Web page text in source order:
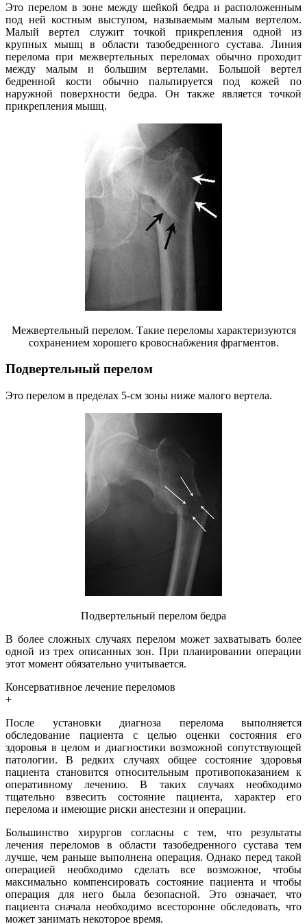
Это перелом в зоне между шейкой бедра и расположенным
под ней костным выступом, называемым малым вертелом.
Малый вертел служит точкой прикрепления одной из
крупных мышц в области тазобедренного сустава. Линия
перелома при межвертельных переломах обычно проходит
между малым и большим вертелами. Большой вертел
бедренной кости обычно пальпируется под кожей по
наружной поверхности бедра. Он также является точкой
прикрепления мышц.
Межвертельный перелом. Такие переломы характеризуются
сохранением хорошего кровоснабжения фрагментов.
Подвертельный перелом
Это перелом в пределах 5-см зоны ниже малого вертела.
Подвертельный перелом бедра
В более сложных случаях перелом может захватывать более
одной из трех описанных зон. При планировании операции
этот момент обязательно учитывается.
Консервативное лечение переломов
+
После установки диагноза перелома выполняется
обследование пациента с целью оценки состояния его
здоровья в целом и диагностики возможной сопутствующей
патологии. В редких случаях общее состояние здоровья
пациента становится относительным противопоказанием к
оперативному лечению. В таких случаях необходимо
тщательно взвесить состояние пациента, характер его
перелома и имеющие риски анестезии и операции.
Большинство хирургов согласны с тем, что результаты
лечения переломов в области тазобедренного сустава тем
лучше, чем раньше выполнена операция. Однако перед такой
операцией необходимо сделать все возможное, чтобы
максимально компенсировать состояние пациента и чтобы
операция для него была безопасной. Это означает, что
пациента сначала необходимо всесторонне обследовать, что
может занимать некоторое время.